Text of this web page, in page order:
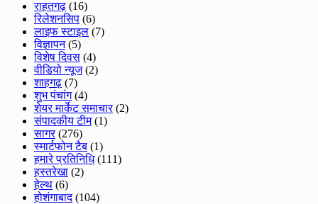
राहतगढ़ (16)
रिलेशनसिप (6)
लाइफ स्टाइल (7)
विज्ञापन(5)
विशेष दिवस (4)
वीडियो न्यूज(2)
शाहगढ़ (7)
शुभ पंचांग(4)
शेयर मार्केट समाचार(2)
संपादकीय टीम(1)
सागर(276)
स्मार्टफोन टैब (1)
हमारे प्रतिनिधि(111)
हस्तरेखा (2)
हेल्थ (6)
होशंगाबाद(104)